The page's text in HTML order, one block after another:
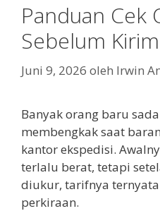
Panduan Cek
Sebelum
Juni 9, 2026 oleh Irwin
Banyak orang baru
membengkak saat
kantor ekspedisi.
terlalu berat, tetapi
diukur, tarifnya
perkiraan.